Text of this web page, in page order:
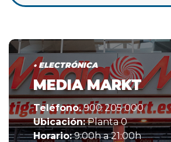
• ELECTRÓNICA
MEDIA MARKT
Teléfono.900 205 000
Ubicación:Planta 0
Horario:9:00h a 21:00h